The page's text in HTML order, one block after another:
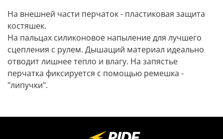
На внешней части перчаток - пластиковая защита
костяшек.
На пальцах силиконовое напыление для лучшего
сцепления с рулем. Дышащий материал идеально
отводит лишнее тепло и влагу. На запястье
перчатка фиксируется с помощью ремешка -
"липучки".